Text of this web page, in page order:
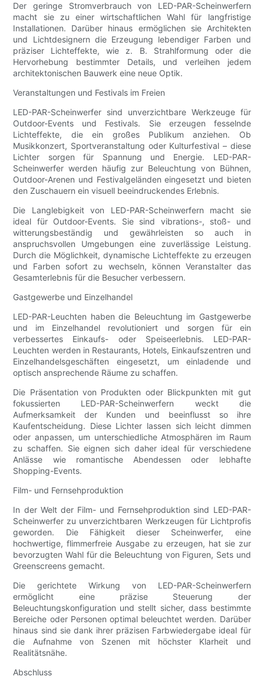
Der geringe Stromverbrauch von LED-PAR-Scheinwerfern
macht sie zu einer wirtschaftlichen Wahl für langfristige
Installationen. Darüber hinaus ermöglichen sie Architekten
und Lichtdesignern die Erzeugung lebendiger Farben und
präziser Lichteffekte, wie z. B. Strahlformung oder die
Hervorhebung bestimmter Details, und verleihen jedem
architektonischen Bauwerk eine neue Optik.
Veranstaltungen und Festivals im Freien
LED-PAR-Scheinwerfer sind unverzichtbare Werkzeuge für
Outdoor-Events und Festivals. Sie erzeugen fesselnde
Lichteffekte, die ein großes Publikum anziehen. Ob
Musikkonzert, Sportveranstaltung oder Kulturfestival – diese
Lichter sorgen für Spannung und Energie. LED-PAR-
Scheinwerfer werden häufig zur Beleuchtung von Bühnen,
Outdoor-Arenen und Festivalgeländen eingesetzt und bieten
den Zuschauern ein visuell beeindruckendes Erlebnis.
Die Langlebigkeit von LED-PAR-Scheinwerfern macht sie
ideal für Outdoor-Events. Sie sind vibrations-, stoß- und
witterungsbeständig und gewährleisten so auch in
anspruchsvollen Umgebungen eine zuverlässige Leistung.
Durch die Möglichkeit, dynamische Lichteffekte zu erzeugen
und Farben sofort zu wechseln, können Veranstalter das
Gesamterlebnis für die Besucher verbessern.
Gastgewerbe und Einzelhandel
LED-PAR-Leuchten haben die Beleuchtung im Gastgewerbe
und im Einzelhandel revolutioniert und sorgen für ein
verbessertes Einkaufs- oder Speiseerlebnis. LED-PAR-
Leuchten werden in Restaurants, Hotels, Einkaufszentren und
Einzelhandelsgeschäften eingesetzt, um einladende und
optisch ansprechende Räume zu schaffen.
Die Präsentation von Produkten oder Blickpunkten mit gut
fokussierten LED-PAR-Scheinwerfern weckt die
Aufmerksamkeit der Kunden und beeinflusst so ihre
Kaufentscheidung. Diese Lichter lassen sich leicht dimmen
oder anpassen, um unterschiedliche Atmosphären im Raum
zu schaffen. Sie eignen sich daher ideal für verschiedene
Anlässe wie romantische Abendessen oder lebhafte
Shopping-Events.
Film- und Fernsehproduktion
In der Welt der Film- und Fernsehproduktion sind LED-PAR-
Scheinwerfer zu unverzichtbaren Werkzeugen für Lichtprofis
geworden. Die Fähigkeit dieser Scheinwerfer, eine
hochwertige, flimmerfreie Ausgabe zu erzeugen, hat sie zur
bevorzugten Wahl für die Beleuchtung von Figuren, Sets und
Greenscreens gemacht.
Die gerichtete Wirkung von LED-PAR-Scheinwerfern
ermöglicht eine präzise Steuerung der
Beleuchtungskonfiguration und stellt sicher, dass bestimmte
Bereiche oder Personen optimal beleuchtet werden. Darüber
hinaus sind sie dank ihrer präzisen Farbwiedergabe ideal für
die Aufnahme von Szenen mit höchster Klarheit und
Realitätsnähe.
Abschluss